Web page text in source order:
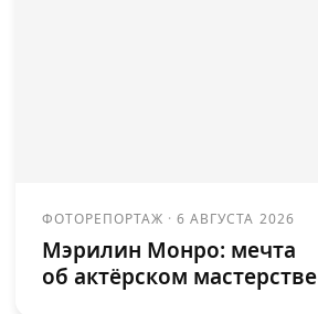
ФОТОРЕПОРТАЖ ·6 АВГУСТА 2026
Мэрилин Монро: мечта
об актёрском мастерстве